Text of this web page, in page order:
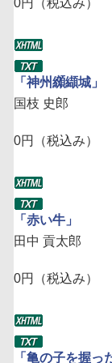
0円（税込み）
「神州纐纈城」
国枝 史郎
0円（税込み）
「赤い牛」
田中 貢太郎
0円（税込み）
「亀の子を握っ